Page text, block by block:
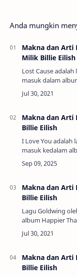
Anda mungkin
Makna dan Arti
Milik Billie Eilish
Lost Cause adalah
masuk dalam
Suara vokal Billie
bersenandung
Makna dan Arti
Billie Eilish
I Love You adalah
masuk kedalam
Asleep, Where Do
aransemen
Makna dan Arti
Billie Eilish
Lagu Goldwing
album Happier
memiliki sifat
peringatan
Makna dan Arti
Billie Eilish